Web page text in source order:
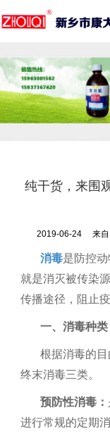
首页 公司介绍 新
纯干货，来围
2019-06-24 来自
消毒是防控
就是消灭被传染
传播途径，阻止
一、消毒种类
根据消毒的
终末消毒三类。
预防性消毒：
进行常规的定期